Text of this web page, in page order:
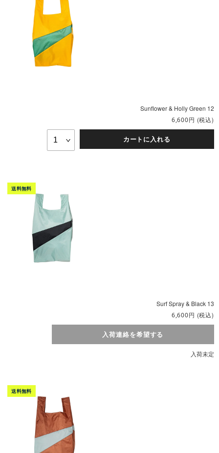
Sunflower & Holly Green 12
6,600円 (税込)
カートに入れる
Surf Spray & Black 13
6,600円 (税込)
入荷連絡を希望する
入荷未定